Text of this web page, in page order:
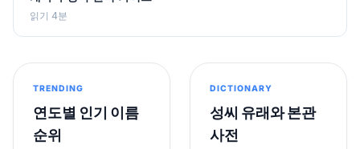
읽기 4분
TRENDING
연도별 인기 이름
순위
DICTIONARY
성씨 유래와 본관
사전